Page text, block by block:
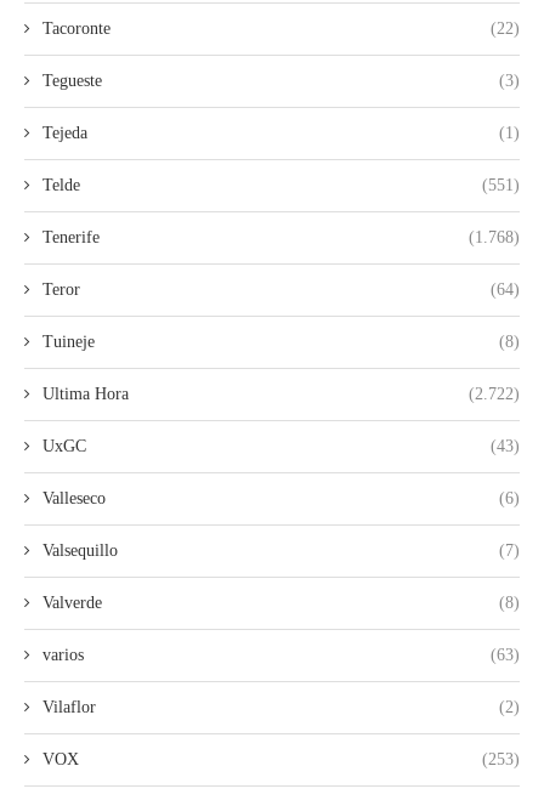
Tacoronte (22)
Tegueste (3)
Tejeda (1)
Telde (551)
Tenerife (1.768)
Teror (64)
Tuineje (8)
Ultima Hora (2.722)
UxGC (43)
Valleseco (6)
Valsequillo (7)
Valverde (8)
varios (63)
Vilaflor (2)
VOX (253)